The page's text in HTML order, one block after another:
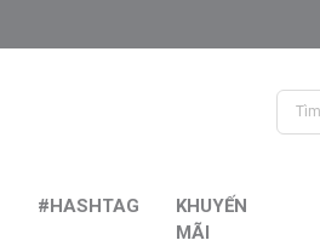
#HASHTAG
KHUYẾN
MÃI